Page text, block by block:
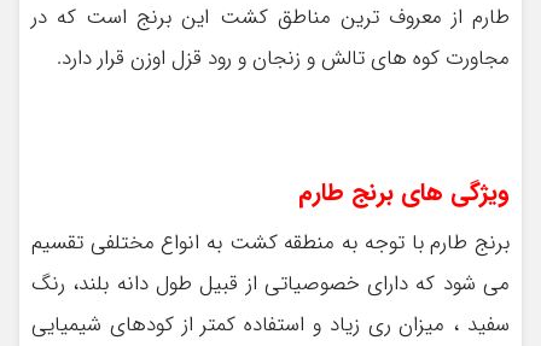
طارم از معروف ترین مناطق کشت این برنج است که در
مجاورت کوه های تالش و زنجان و رود قزل اوزن قرار دارد.
ویژگی های برنج طارم
برنج طارم با توجه به منطقه کشت به انواع مختلفی تقسیم
می شود که دارای خصوصیاتی از قبیل طول دانه بلند، رنگ
سفید ، میزان ری زیاد و استفاده کمتر از کودهای شیمیایی